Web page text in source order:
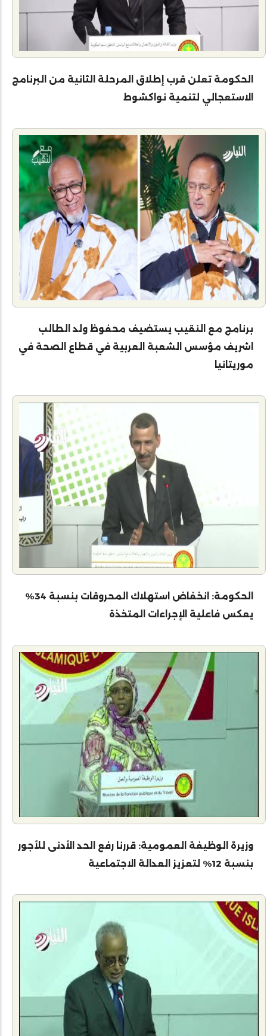
الحكومة تعلن قرب إطلاق المرحلة الثانية من البرنامج
الاستعجالي لتنمية نواكشوط
برنامج مع النقيب يستضيف محفوظ ولد الطالب
اشريف مؤسس الشعبة العربية في قطاع الصحة في
موريتانيا
الحكومة: انخفاض استهلاك المحروقات بنسبة 34%
يعكس فاعلية الإجراءات المتخذة
وزيرة الوظيفة العمومية: قررنا رفع الحد الأدنى للأجور
بنسبة 12% لتعزيز العدالة الاجتماعية